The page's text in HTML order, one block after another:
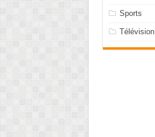
Sports
Télévision